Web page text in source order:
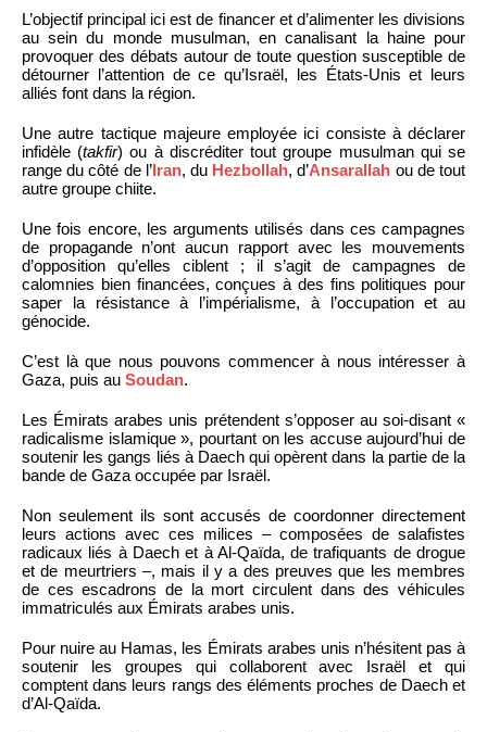
L’objectif principal ici est de financer et d’alimenter les divisions
au sein du monde musulman, en canalisant la haine pour
provoquer des débats autour de toute question susceptible de
détourner l’attention de ce qu’Israël, les États-Unis et leurs
alliés font dans la région.
Une autre tactique majeure employée ici consiste à déclarer
infidèle (takfir) ou à discréditer tout groupe musulman qui se
range du côté de l’Iran, du Hezbollah, d’Ansarallah ou de tout
autre groupe chiite.
Une fois encore, les arguments utilisés dans ces campagnes
de propagande n’ont aucun rapport avec les mouvements
d’opposition qu’elles ciblent ; il s’agit de campagnes de
calomnies bien financées, conçues à des fins politiques pour
saper la résistance à l’impérialisme, à l’occupation et au
génocide.
C’est là que nous pouvons commencer à nous intéresser à
Gaza, puis au Soudan.
Les Émirats arabes unis prétendent s’opposer au soi-disant «
radicalisme islamique », pourtant on les accuse aujourd’hui de
soutenir les gangs liés à Daech qui opèrent dans la partie de la
bande de Gaza occupée par Israël.
Non seulement ils sont accusés de coordonner directement
leurs actions avec ces milices – composées de salafistes
radicaux liés à Daech et à Al-Qaïda, de trafiquants de drogue
et de meurtriers –, mais il y a des preuves que les membres
de ces escadrons de la mort circulent dans des véhicules
immatriculés aux Émirats arabes unis.
Pour nuire au Hamas, les Émirats arabes unis n’hésitent pas à
soutenir les groupes qui collaborent avec Israël et qui
comptent dans leurs rangs des éléments proches de Daech et
d’Al-Qaïda.